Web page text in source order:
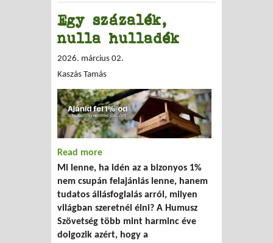
Egy százalék,
nulla hulladék
2026. március 02.
Kaszás Tamás
Read more
Mi lenne, ha idén az a bizonyos 1%
nem csupán felajánlás lenne, hanem
tudatos állásfoglalás arról, milyen
világban szeretnél élni? A Humusz
Szövetség több mint harminc éve
dolgozik azért, hogy a